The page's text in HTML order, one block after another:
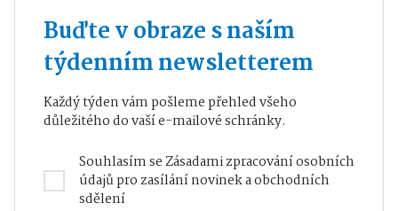
Buďte v obraze s naším
týdenním newsletterem
Každý týden vám pošleme přehled všeho
důležitého do vaší e-mailové schránky.
Souhlasím seZásadami zpracování osobních
údajůpro zasílání novinek a obchodních
sdělení